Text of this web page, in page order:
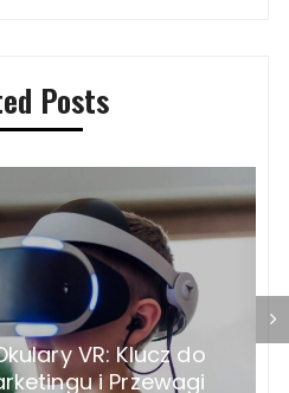
Posts
Klucz do